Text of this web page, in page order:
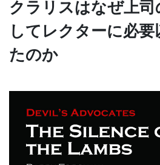
クラリスはなぜ上
してレクターに必
たのか